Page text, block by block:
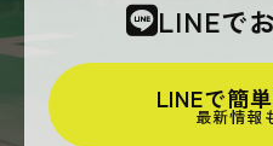
LINEで
LINEで簡
最新情報